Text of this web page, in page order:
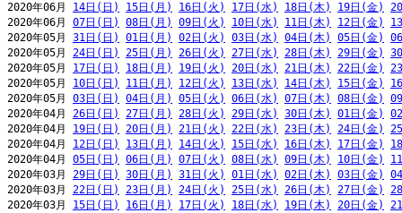
2020年06月 14日(日) 15日(月) 16日(火) 17日(水) 18日(木) 19日(金)
2020年06月 07日(日) 08日(月) 09日(火) 10日(水) 11日(木) 12日(金)
2020年05月 31日(日) 01日(月) 02日(火) 03日(水) 04日(木) 05日(金)
2020年05月 24日(日) 25日(月) 26日(火) 27日(水) 28日(木) 29日(金)
2020年05月 17日(日) 18日(月) 19日(火) 20日(水) 21日(木) 22日(金)
2020年05月 10日(日) 11日(月) 12日(火) 13日(水) 14日(木) 15日(金)
2020年05月 03日(日) 04日(月) 05日(火) 06日(水) 07日(木) 08日(金)
2020年04月 26日(日) 27日(月) 28日(火) 29日(水) 30日(木) 01日(金)
2020年04月 19日(日) 20日(月) 21日(火) 22日(水) 23日(木) 24日(金)
2020年04月 12日(日) 13日(月) 14日(火) 15日(水) 16日(木) 17日(金)
2020年04月 05日(日) 06日(月) 07日(火) 08日(水) 09日(木) 10日(金)
2020年03月 29日(日) 30日(月) 31日(火) 01日(水) 02日(木) 03日(金)
2020年03月 22日(日) 23日(月) 24日(火) 25日(水) 26日(木) 27日(金)
2020年03月 15日(日) 16日(月) 17日(火) 18日(水) 19日(木) 20日(金)